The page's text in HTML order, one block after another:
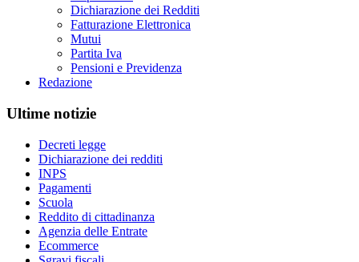
Dichiarazione dei Redditi
Fatturazione Elettronica
Mutui
Partita Iva
Pensioni e Previdenza
Redazione
Ultime notizie
Decreti legge
Dichiarazione dei redditi
INPS
Pagamenti
Scuola
Reddito di cittadinanza
Agenzia delle Entrate
Ecommerce